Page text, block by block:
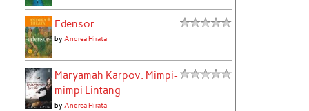
Edensor
byAndrea Hirata
Maryamah Karpov: Mimpi-
mimpi Lintang
byAndrea Hirata